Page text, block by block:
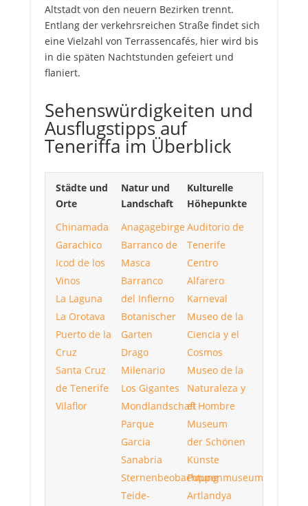
Altstadt von den neuern Bezirken trennt.
Entlang der verkehrsreichen Straße findet sich
eine Vielzahl von Terrassencafés, hier wird bis
in die späten Nachtstunden gefeiert und
flaniert.
Sehenswürdigkeiten und
Ausflugstipps auf
Teneriffa im Überblick
Städte und
Orte
Chinamada
Garachico
Icod de los
Vinos
La Laguna
La Orotava
Puerto de la
Cruz
Santa Cruz
de Tenerife
Vilaflor
Natur und
Landschaft
Anagagebirge
Barranco de
Masca
Barranco
del Infierno
Botanischer
Garten
Drago
Milenario
Los Gigantes
Mondlandschaft
Parque
Garcia
Sanabria
Sternenbeobachtung
Teide-
Kulturelle
Höhepunkte
Auditorio de
Tenerife
Centro
Alfarero
Karneval
Museo de la
Ciencia y el
Cosmos
Museo de la
Naturaleza y
el Hombre
Museum
der Schönen
Künste
Puppenmuseum
Artlandya